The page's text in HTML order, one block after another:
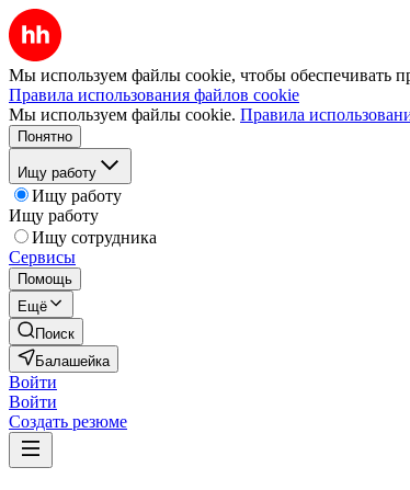
Мы используем файлы cookie, чтобы обеспечивать
Правила использования файлов cookie
Мы используем файлы cookie. Правила
Понятно
Ищу работу
Ищу работу
Ищу работу
Ищу сотрудника
Сервисы
Помощь
Ещё
Поиск
Балашейка
Войти
Войти
Создать резюме